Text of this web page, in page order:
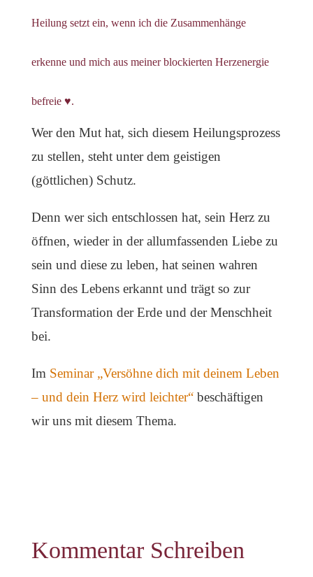
Heilung setzt ein, wenn ich die Zusammenhänge
erkenne und mich aus meiner blockierten Herzenergie
befreie ♥.
Wer den Mut hat, sich diesem Heilungsprozess
zu stellen, steht unter dem geistigen
(göttlichen) Schutz.
Denn wer sich entschlossen hat, sein Herz zu
öffnen, wieder in der allumfassenden Liebe zu
sein und diese zu leben, hat seinen wahren
Sinn des Lebens erkannt und trägt so zur
Transformation der Erde und der Menschheit
bei.
Im Seminar „Versöhne dich mit deinem Leben
– und dein Herz wird leichter“beschäftigen
wir uns mit diesem Thema.
Kommentar Schreiben